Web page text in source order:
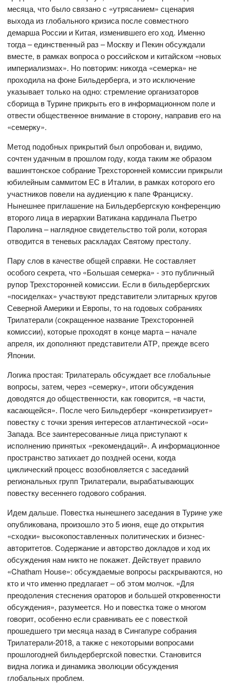
месяца, что было связано с «утрясанием» сценария
выхода из глобального кризиса после совместного
демарша России и Китая, изменившего его ход. Именно
тогда – единственный раз – Москву и Пекин обсуждали
вместе, в рамках вопроса о российском и китайском «новых
империализмах». Но повторим: никогда «семерка» не
проходила на фоне Бильдерберга, и это исключение
указывает только на одно: стремление организаторов
сборища в Турине прикрыть его в информационном поле и
отвести общественное внимание в сторону, направив его на
«семерку».
Метод подобных прикрытий был опробован и, видимо,
сочтен удачным в прошлом году, когда таким же образом
вашингтонское собрание Трехсторонней комиссии прикрыли
юбилейным саммитом ЕС в Италии, в рамках которого его
участников повели на аудиенцию к папе Франциску.
Нынешнее приглашение на Бильдербергскую конференцию
второго лица в иерархии Ватикана кардинала Пьетро
Паролина – наглядное свидетельство той роли, которая
отводится в теневых раскладах Святому престолу.
Пару слов в качестве общей справки. Не составляет
особого секрета, что «Большая семерка» - это публичный
рупор Трехсторонней комиссии. Если в бильдербергских
«посиделках» участвуют представители элитарных кругов
Северной Америки и Европы, то на годовых собраниях
Трилатерали (сокращенное название Трехсторонней
комиссии), которые проходят в конце марта – начале
апреля, их дополняют представители АТР, прежде всего
Японии.
Логика простая: Трилатераль обсуждает все глобальные
вопросы, затем, через «семерку», итоги обсуждения
доводятся до общественности, как говорится, «в части,
касающейся». После чего Бильдерберг «конкретизирует»
повестку с точки зрения интересов атлантической «оси»
Запада. Все заинтересованные лица приступают к
исполнению принятых «рекомендаций». А информационное
пространство затихает до поздней осени, когда
циклический процесс возобновляется с заседаний
региональных групп Трилатерали, вырабатывающих
повестку весеннего годового собрания.
Идем дальше. Повестка нынешнего заседания в Турине уже
опубликована, произошло это 5 июня, еще до открытия
«сходки» высокопоставленных политических и бизнес-
авторитетов. Содержание и авторство докладов и ход их
обсуждения нам никто не покажет. Действует правило
«Chatham House»: обсуждаемые вопросы раскрываются, но
кто и что именно предлагает – об этом молчок. «Для
преодоления стеснения ораторов и большей откровенности
обсуждения», разумеется. Но и повестка тоже о многом
говорит, особенно если сравнивать ее с повесткой
прошедшего три месяца назад в Сингапуре собрания
Трилатерали-2018, а также с некоторыми вопросами
прошлогодней бильдербергской повестки. Становится
видна логика и динамика эволюции обсуждения
глобальных проблем.